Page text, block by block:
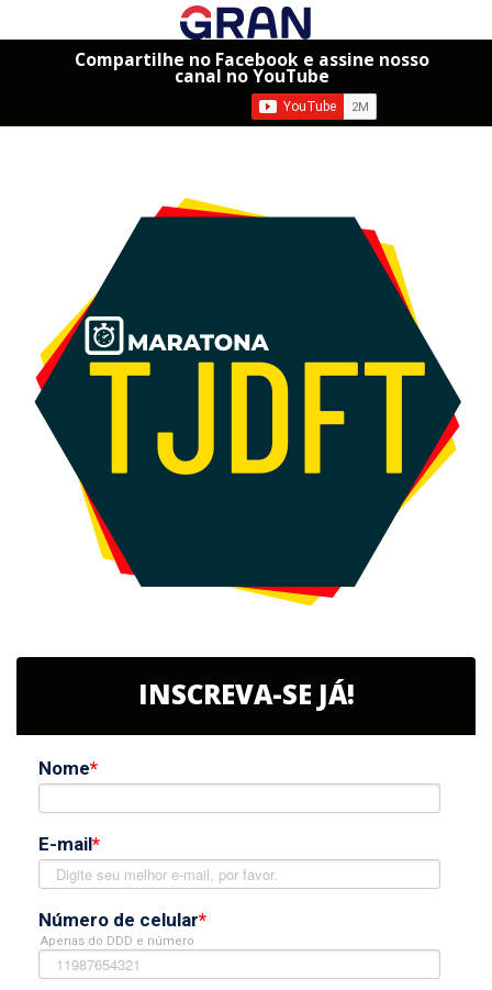
Compartilhe no Facebook e assine nosso
canal no YouTube
INSCREVA-SE JÁ!